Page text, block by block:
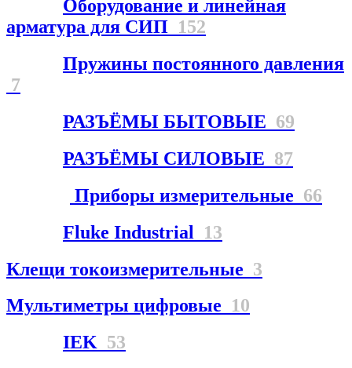
Оборудование и линейная
арматура для СИП 152
Пружины постоянного давления
7
РАЗЪЁМЫ БЫТОВЫЕ 69
РАЗЪЁМЫ СИЛОВЫЕ 87
Приборы измерительные 66
Fluke Industrial 13
Клещи токоизмерительные 3
Мультиметры цифровые 10
IEK 53